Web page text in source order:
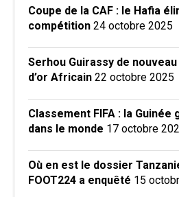
Coupe de la CAF : le Hafia
compétition 24 octobre 2025
Serhou Guirassy de
d’or Africain 22 octobre 2025
Classement FIFA : la Guinée
dans le monde 17 octobre
Où en est le dossier
FOOT224 a enquêté 15